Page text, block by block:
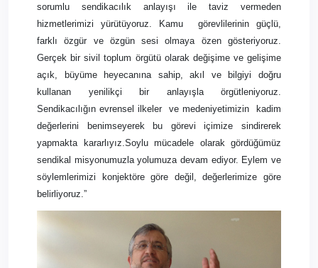
sorumlu sendikacılık anlayışı ile taviz vermeden
hizmetlerimizi yürütüyoruz. Kamu
görevlilerinin güçlü,
farklı özgür ve özgün sesi olmaya özen gösteriyoruz.
Gerçek bir sivil toplum örgütü olarak değişime ve gelişime
açık, büyüme heyecanına sahip, akıl ve bilgiyi doğru
kullanan yenilikçi bir anlayışla örgütleniyoruz.
Sendikacılığın evrensel ilkeler
ve medeniyetimizin
kadim
değerlerini benimseyerek bu görevi içimize sindirerek
yapmakta kararlıyız.Soylu mücadele olarak gördüğümüz
sendikal misyonumuzla yolumuza devam ediyor. Eylem ve
söylemlerimizi konjektöre göre değil, değerlerimize göre
belirliyoruz.”